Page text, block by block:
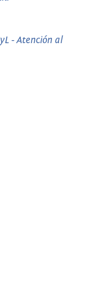
- Atención al